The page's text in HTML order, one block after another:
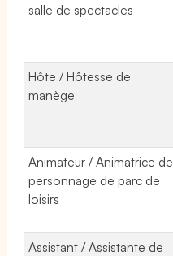
salle de spectacles
Hôte / Hôtesse de
manège
Animateur / Animatrice de
personnage de parc de
loisirs
Assistant / Assistante de